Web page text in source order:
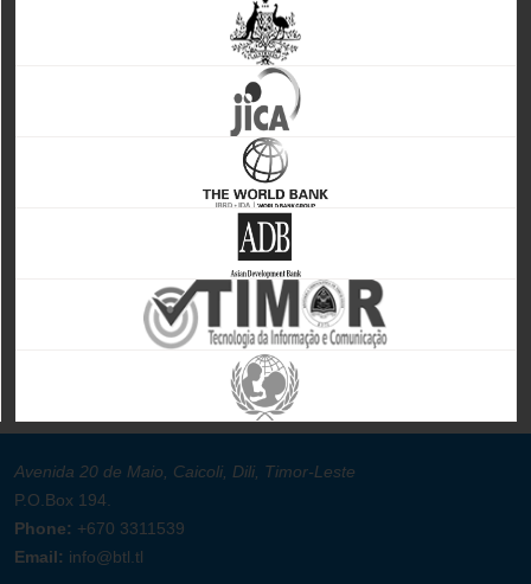
Avenida 20 de Maio, Caicoli, Dili, Timor-Leste
P.O.Box 194.
Phone: +670 3311539
Email: info@btl.tl